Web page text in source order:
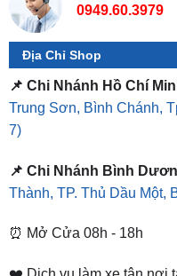
Địa Chỉ Shop
📌 Chi Nhánh Hồ Chí
Trung Sơn, Bình Chánh,
7)
📌 Chi Nhánh Bình
⏰ Mở Cửa 08h - 18h
❤️ Dịch vụ làm xe tận nơi